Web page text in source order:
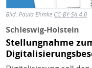
Bild:Paula Ehmke CC-BY-SA 4.0
Schleswig-Holstein
Stellungnahme